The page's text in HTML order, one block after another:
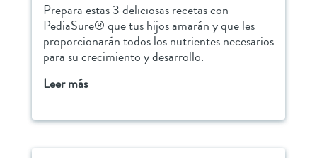
Prepara estas 3 deliciosas recetas con
PediaSure® que tus hijos amarán y que les
proporcionarán todos los nutrientes necesarios
para su crecimiento y desarrollo.
Leer más